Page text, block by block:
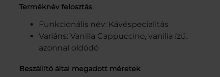
Terméknév felosztás
Funkcionális név: Kávéspecialitás
Variáns: Vanilla Cappuccino, vanília ízű,
azonnal oldódó
Beszállító által megadott méretek